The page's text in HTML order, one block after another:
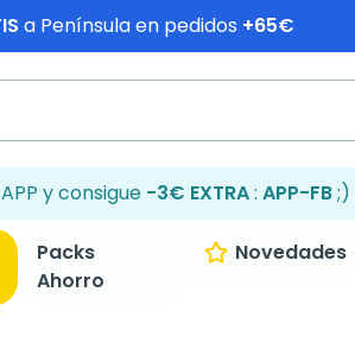
a Península en pedidos +65€
y consigue -3€ EXTRA: APP-FB;)
Packs
Ahorro
Novedades